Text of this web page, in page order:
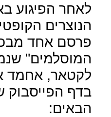
לאחר הפיגוע
הנוצרים
פרסם אחד
המוסלמים"
לקטאר, אחמד
בדף הפייסבוק
הבאים: